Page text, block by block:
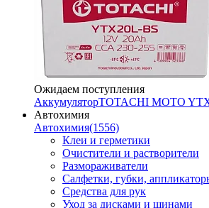
Ожидаем поступления
АккумуляторTOTACHI MOTO
Автохимия
Автохимия(1556)
Клеи и герметики
Очистители и растворители
Размораживатели
Салфетки, губки,
Средства для рук
Уход за дисками и шинами